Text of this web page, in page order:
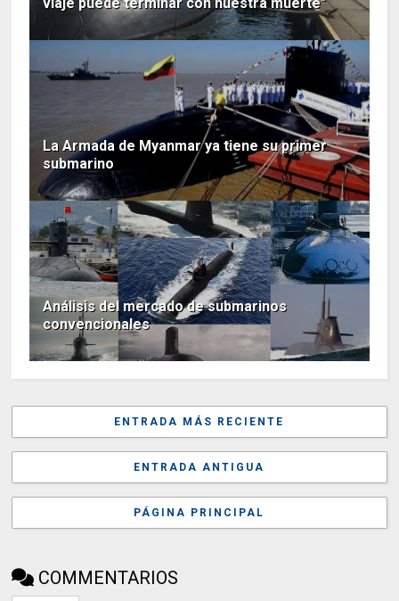
La Armada de Myanmar ya tiene su primer
submarino
Análisis del mercado de submarinos
convencionales
ENTRADA MÁS RECIENTE
ENTRADA ANTIGUA
PÁGINA PRINCIPAL
COMMENTARIOS